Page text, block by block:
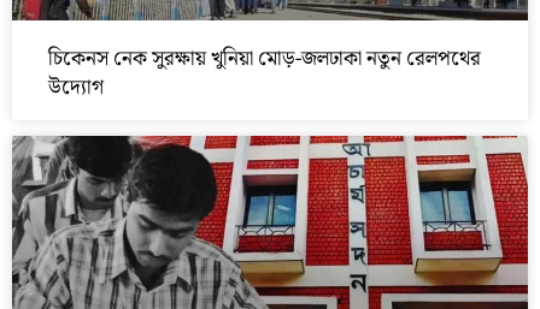
চিকেনস নেক সুরক্ষায় খুনিয়া মোড়-জলঢাকা নতুন রেলপথের
উদ্যোগ